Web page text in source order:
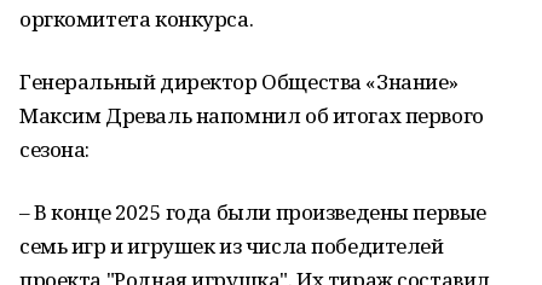
оргкомитета конкурса.
Генеральный директор Общества «Знание»
Максим Древаль напомнил об итогах первого
сезона:
– В конце 2025 года были произведены первые
семь игр и игрушек из числа победителей